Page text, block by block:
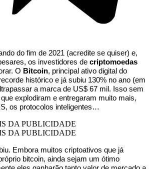
do fim de 2021 (acredite se quiser) e,
os investidores de criptomoedas
O Bitcoin, principal ativo digital do
histórico e já subiu 130% no ano (em
a marca de US$ 67 mil. Isso sem
explodiram e entregaram muito mais,
os protocolos inteligentes…
DA PUBLICIDADE
DA PUBLICIDADE
Embora muitos criptoativos que já
bitcoin, ainda sejam um ótimo